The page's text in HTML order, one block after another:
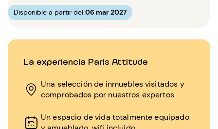
La experiencia Paris Attitude
Una selección de inmuebles visitados y
comprobados por nuestros expertos
Un espacio de vida totalmente equipado
Disponible a partir del 06 mar 2027